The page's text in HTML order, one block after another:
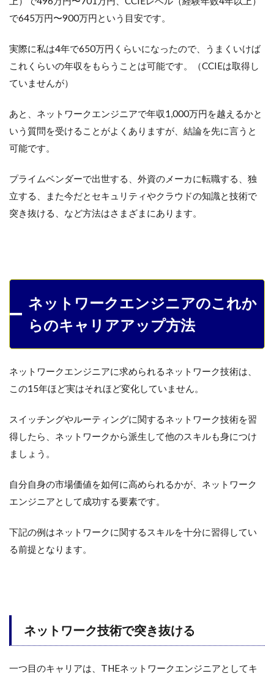
で645万円〜900万円という目安です。
実際に私は4年で650万円くらいになったので、うまくいけば
これくらいの年収をもらうことは可能です。（CCIEは取得し
ていませんが）
あと、ネットワークエンジニアで年収1,000万円を越えるかと
いう質問を受けることがよくありますが、結論を先に言うと
可能です。
プライムベンダーで出世する、外資のメーカに転職する、独
立する、また今だとセキュリティやクラウドの知識と技術で
突き抜ける、など方法はさまざまにあります。
ネットワークエンジニアのこれか
らのキャリアアップ方法
ネットワークエンジニアに求められるネットワーク技術は、
この15年ほど実はそれほど変化していません。
スイッチングやルーティングに関するネットワーク技術を習
得したら、ネットワークから派生して他のスキルも身につけ
ましょう。
自分自身の市場価値を如何に高められるかが、ネットワーク
エンジニアとして成功する要素です。
下記の例はネットワークに関するスキルを十分に習得してい
る前提となります。
ネットワーク技術で突き抜ける
一つ目のキャリアは、THEネットワークエンジニアとしてキ